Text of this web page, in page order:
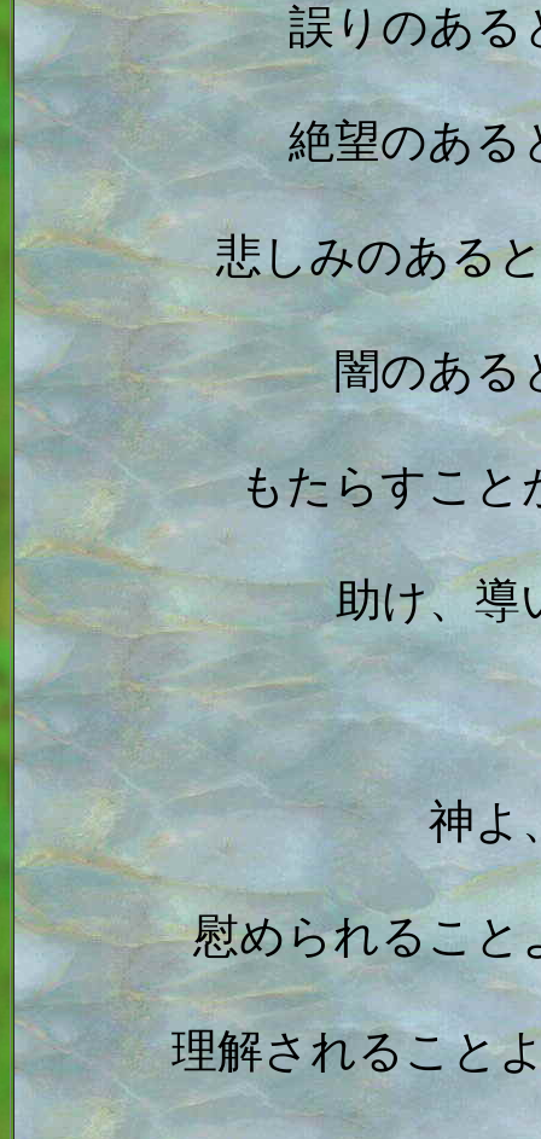
誤りのある
絶望のある
悲しみのある
闇のある
もたらすこと
助け、導
神よ
慰められること
理解されること